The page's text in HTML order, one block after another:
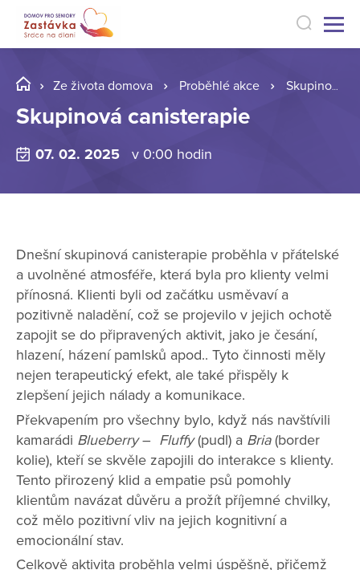
Ze života domova Proběhlé akce Skupinová canisterapie
Skupinová canisterapie
07. 02. 2025 v 0:00 hodin
Dnešní skupinová canisterapie proběhla v přátelské
a uvolněné atmosféře, která byla pro klienty velmi
přínosná. Klienti byli od začátku usměvaví a
pozitivně naladění, což se projevilo v jejich ochotě
zapojit se do připravených aktivit, jako je česání,
hlazení, házení pamlsků apod.. Tyto činnosti měly
nejen terapeutický efekt, ale také přispěly k
zlepšení jejich nálady a komunikace.
Překvapením pro všechny bylo, když nás navštívili
kamarádi Blueberry– Fluffy(pudl) a Bria(border
kolie), kteří se skvěle zapojili do interakce s klienty.
Tento přirozený klid a empatie psů pomohly
klientům navázat důvěru a prožít příjemné chvilky,
což mělo pozitivní vliv na jejich kognitivní a
emocionální stav.
Celkově aktivita proběhla velmi úspěšně, přičemž